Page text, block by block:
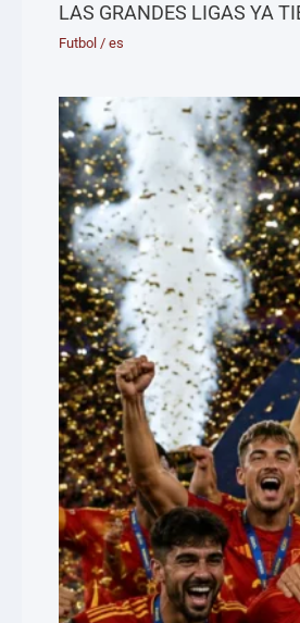
LAS GRANDES LIGAS YA
Futbol /es